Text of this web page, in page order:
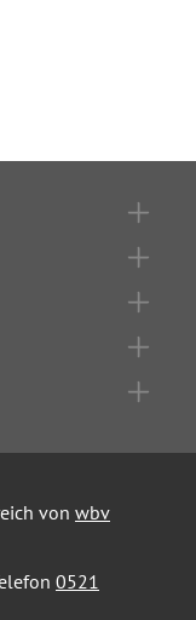
von wbv
0521